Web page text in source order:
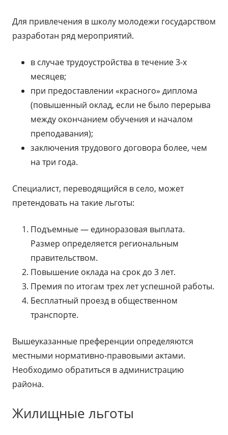
Для привлечения в школу молодежи государством
разработан ряд мероприятий.
в случае трудоустройства в течение 3-х
месяцев;
при предоставлении «красного» диплома
(повышенный оклад, если не было перерыва
между окончанием обучения и началом
преподавания);
заключения трудового договора более, чем
на три года.
Специалист, переводящийся в село, может
претендовать на такие льготы:
Подъемные — единоразовая выплата.
Размер определяется региональным
правительством.
Повышение оклада на срок до 3 лет.
Премия по итогам трех лет успешной работы.
Бесплатный проезд в общественном
транспорте.
Вышеуказанные преференции определяются
местными нормативно-правовыми актами.
Необходимо обратиться в администрацию
района.
Жилищные льготы